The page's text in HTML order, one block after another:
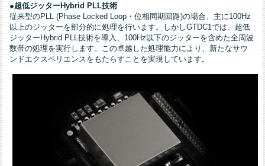
●超低ジッターHybrid PLL技術
従来型のPLL (Phase Locked Loop・位相同期回路)の場合、主に100Hz
以上のジッターを部分的に処理を行います。しかしGTDC1では、超低
ジッターHybrid PLL技術を導入、100Hz以下のジッターを含めた全周波
数帯の処理を実行します。この卓越した処理能力により、新たなサウ
ンドエクスペリエンスをもたらすことを実現しています。